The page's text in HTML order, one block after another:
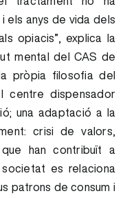
els anys de vida dels
opiacis”, explica la
mental del CAS de
pròpia filosofia del
centre dispensador
una adaptació a la
crisi de valors,
han contribuït a
es relaciona
patrons de consum i